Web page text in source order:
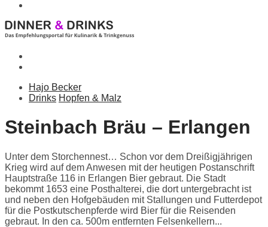
Hajo Becker
Drinks Hopfen & Malz
Steinbach Bräu – Erlangen
Unter dem Storchennest… Schon vor dem Dreißigjährigen
Krieg wird auf dem Anwesen mit der heutigen Postanschrift
Hauptstraße 116 in Erlangen Bier gebraut. Die Stadt
bekommt 1653 eine Posthalterei, die dort untergebracht ist
und neben den Hofgebäuden mit Stallungen und Futterdepot
für die Postkutschenpferde wird Bier für die Reisenden
gebraut. In den ca. 500m entfernten Felsenkellern...